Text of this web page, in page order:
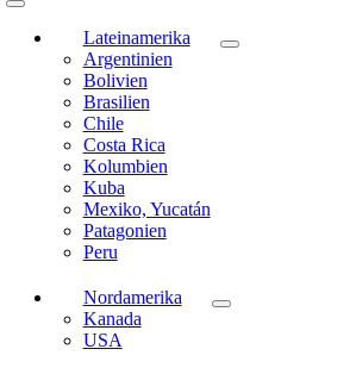
Toggle
NavigationLateinamerika
Argentinien
Bolivien
Brasilien
Chile
Costa Rica
Kolumbien
Kuba
Mexiko, Yucatán
Patagonien
Peru
Nordamerika
Kanada
USA